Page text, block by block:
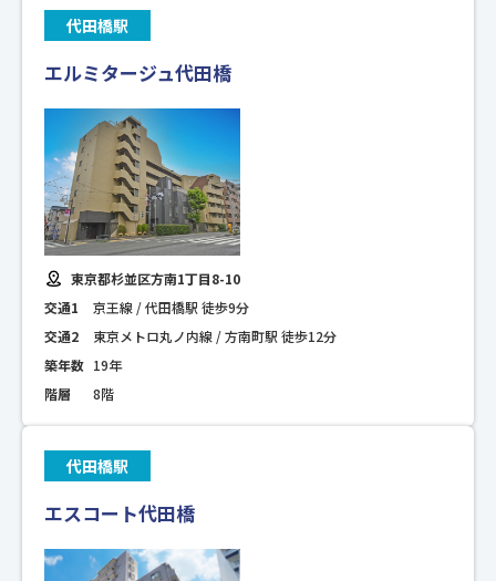
代田橋駅
エルミタージュ代田橋
東京都杉並区方南1丁目8-10
交通1
京王線 / 代田橋駅 徒歩9分
交通2
東京メトロ丸ノ内線 / 方南町駅 徒歩12分
築年数 19年
階層
8階
代田橋駅
エスコート代田橋